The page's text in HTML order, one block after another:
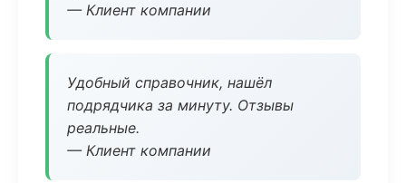
— Клиент компании
Удобный справочник, нашёл
подрядчика за минуту. Отзывы
реальные.
— Клиент компании